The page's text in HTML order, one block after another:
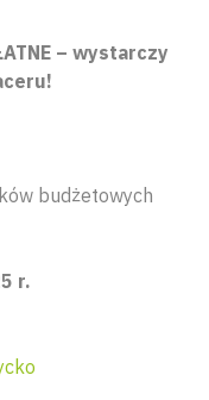
– wystarczy
budżetowych
r.